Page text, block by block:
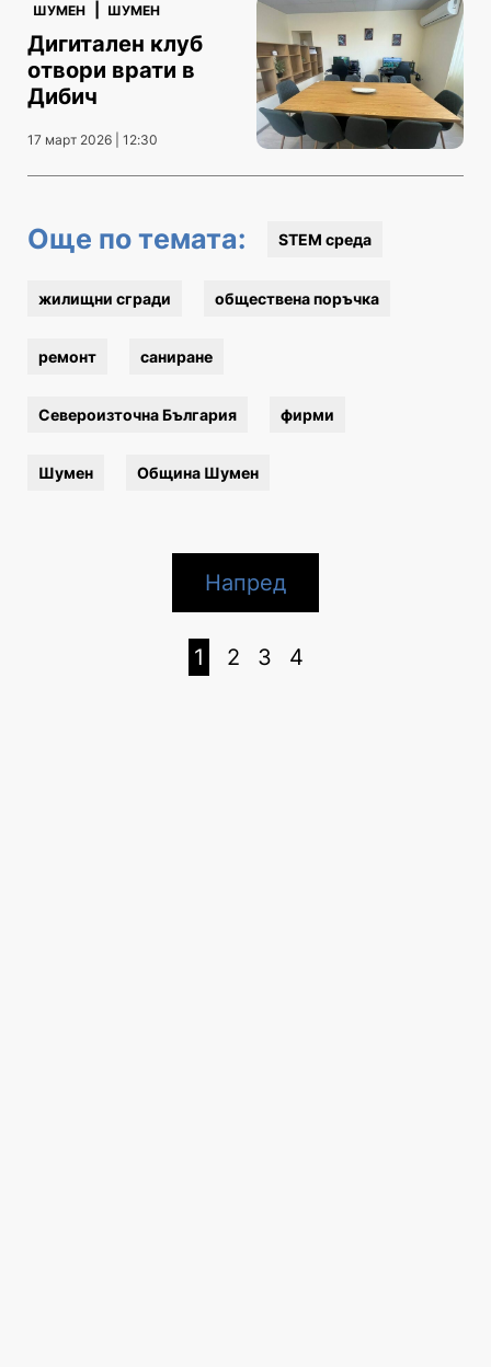
ШУМЕН ШУМЕН
Дигитален клуб
отвори врати в
Дибич
17 март 2026 | 12:30
Още по темата: STEM среда
жилищни сгради обществена поръчка
ремонт саниране
Североизточна България фирми
Шумен Община Шумен
Напред
1 2 3 4